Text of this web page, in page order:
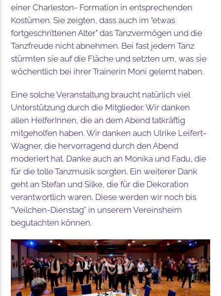
einer Charleston- Formation in entsprechenden
Kostümen. Sie zeigten, dass auch im "etwas
fortgeschrittenen Alter" das Tanzvermögen und die
Tanzfreude nicht abnehmen. Bei fast jedem Tanz
stürmten sie auf die Fläche und setzten um, was sie
wöchentlich bei ihrer Trainerin Moni gelernt haben.
Eine solche Veranstaltung braucht natürlich viel
Unterstützung durch die Mitglieder. Wir danken
allen HelferInnen, die an dem Abend tatkräftig
mitgeholfen haben. Wir danken auch Ulrike Leifert-
Wagner, die hervorragend durch den Abend
moderiert hat. Danke auch an Monika und Fadu, die
für die tolle Tanzmusik sorgten. Ein weiterer Dank
geht an Stefan und Silke, die für die Dekoration
verantwortlich waren. Diese werden wir noch bis
“Veilchen-Dienstag” in unserem Vereinsheim
begutachten können.